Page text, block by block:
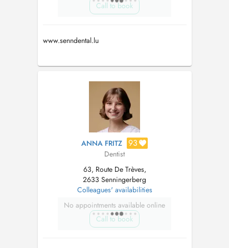
Call to book
www.senndental.lu
ANNA FRITZ 93
Dentist
63, Route De Trèves,
2633 Senningerberg
Colleagues' availabilities
No appointments available online
Call to book